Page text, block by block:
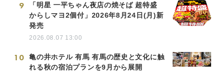
9
「明星 一平ちゃん夜店の焼そば 超特盛
からしマヨ2個付」2026年8月24日(月)新
発売
2026.08.07 13:00
10
亀の井ホテル 有馬 有馬の歴史と文化に触
れる秋の宿泊プランを9月から展開